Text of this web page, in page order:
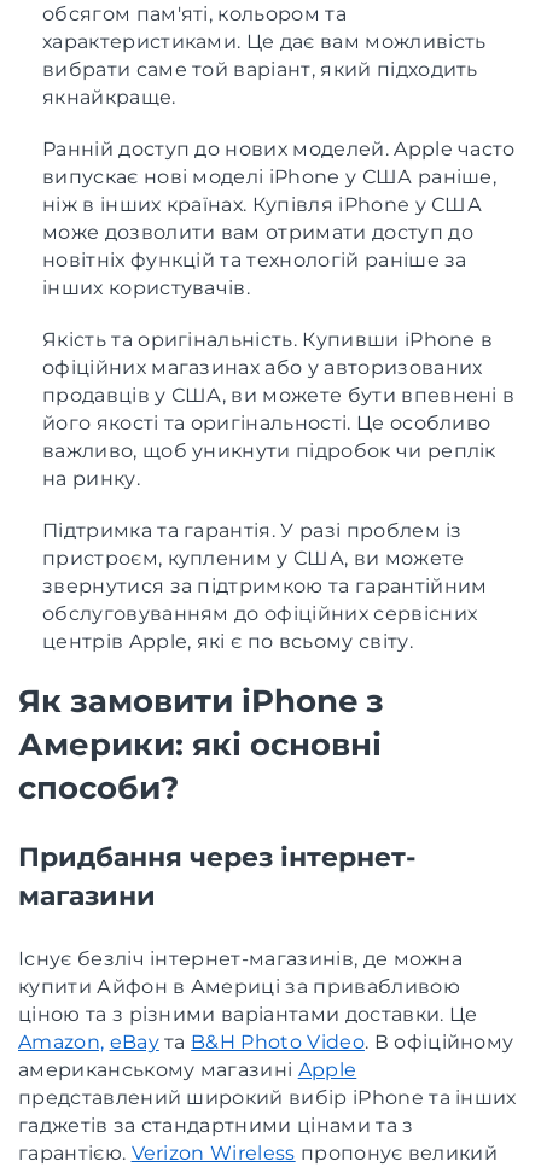
обсягом пам'яті, кольором та
характеристиками. Це дає вам можливість
вибрати саме той варіант, який підходить
якнайкраще.
Ранній доступ до нових моделей. Apple часто
випускає нові моделі iPhone у США раніше,
ніж в інших країнах. Купівля iPhone у США
може дозволити вам отримати доступ до
новітніх функцій та технологій раніше за
інших користувачів.
Якість та оригінальність. Купивши iPhone в
офіційних магазинах або у авторизованих
продавців у США, ви можете бути впевнені в
його якості та оригінальності. Це особливо
важливо, щоб уникнути підробок чи реплік
на ринку.
Підтримка та гарантія. У разі проблем із
пристроєм, купленим у США, ви можете
звернутися за підтримкою та гарантійним
обслуговуванням до офіційних сервісних
центрів Apple, які є по всьому світу.
Як замовити iPhone з
Америки: які основні
способи?
Придбання через інтернет-
магазини
Існує безліч інтернет-магазинів, де можна
купити Айфон в Америці за привабливою
ціною та з різними варіантами доставки. Це
Amazon, eBayта B&H Photo Video. В офіційному
американському магазині Apple
представлений широкий вибір iPhone та інших
гаджетів за стандартними цінами та з
гарантією. Verizon Wireless пропонує великий